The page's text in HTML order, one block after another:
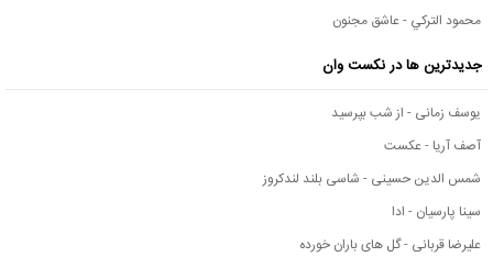
محمود التركي - عاشق مجنون
جدیدترین ها در نکست وان
یوسف زمانی - از شب بپرسید
آصف آریا - عکست
شمس الدین حسینی - شاسی بلند لندکروز
سینا پارسیان - ادا
علیرضا قربانی - گل های باران خورده